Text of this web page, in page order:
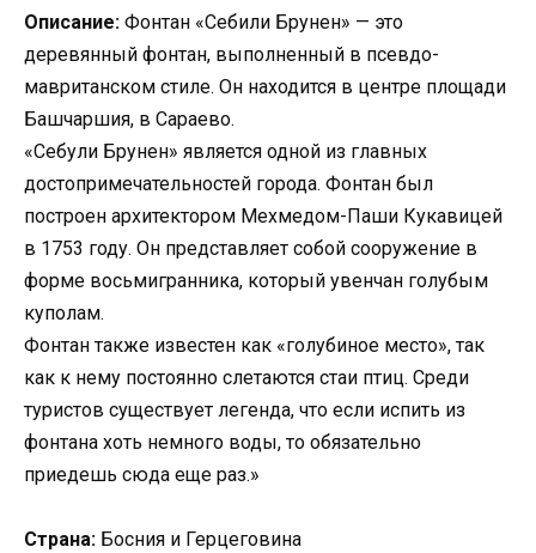
Описание: Фонтан «Себили Брунен» — это
деревянный фонтан, выполненный в псевдо-
мавританском стиле. Он находится в центре площади
Башчаршия, в Сараево.
«Себули Брунен» является одной из главных
достопримечательностей города. Фонтан был
построен архитектором Мехмедом-Паши Кукавицей
в 1753 году. Он представляет собой сооружение в
форме восьмигранника, который увенчан голубым
куполам.
Фонтан также известен как «голубиное место», так
как к нему постоянно слетаются стаи птиц. Среди
туристов существует легенда, что если испить из
фонтана хоть немного воды, то обязательно
приедешь сюда еще раз.»
Страна: Босния и Герцеговина